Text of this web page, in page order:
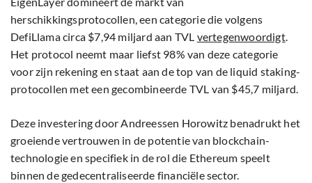
herschikkingsprotocollen, een categorie die volgens
DefiLlama circa $7,94 miljard aan TVL vertegenwoordigt.
Het protocol neemt maar liefst 98% van deze categorie
voor zijn rekening en staat aan de top van de liquid staking-
protocollen met een gecombineerde TVL van $45,7 miljard.
Deze investering door Andreessen Horowitz benadrukt het
groeiende vertrouwen in de potentie van blockchain-
technologie en specifiek in de rol die Ethereum speelt
binnen de gedecentraliseerde financiële sector.